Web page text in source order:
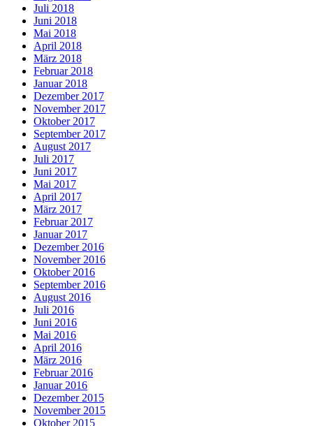
Juli 2018
Juni 2018
Mai 2018
April 2018
März 2018
Februar 2018
Januar 2018
Dezember 2017
November 2017
Oktober 2017
September 2017
August 2017
Juli 2017
Juni 2017
Mai 2017
April 2017
März 2017
Februar 2017
Januar 2017
Dezember 2016
November 2016
Oktober 2016
September 2016
August 2016
Juli 2016
Juni 2016
Mai 2016
April 2016
März 2016
Februar 2016
Januar 2016
Dezember 2015
November 2015
Oktober 2015